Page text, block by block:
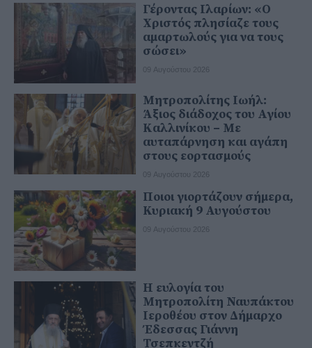
Γέροντας Ιλαρίων: «Ο
Χριστός πλησίαζε τους
αμαρτωλούς για να τους
σώσει»
09 Αυγούστου 2026
Μητροπολίτης Ιωήλ:
Άξιος διάδοχος του Αγίου
Καλλινίκου – Με
αυταπάρνηση και αγάπη
στους εορτασμούς
09 Αυγούστου 2026
Ποιοι γιορτάζουν σήμερα,
Κυριακή 9 Αυγούστου
09 Αυγούστου 2026
Η ευλογία του
Μητροπολίτη Ναυπάκτου
Ιεροθέου στον Δήμαρχο
Έδεσσας Γιάννη
Τσεπκεντζή